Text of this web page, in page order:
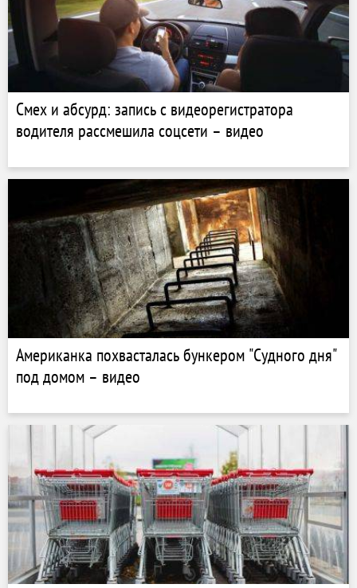
Смех и абсурд: запись с видеорегистратора
водителя рассмешила соцсети – видео
Американка похвасталась бункером "Судного дня"
под домом – видео